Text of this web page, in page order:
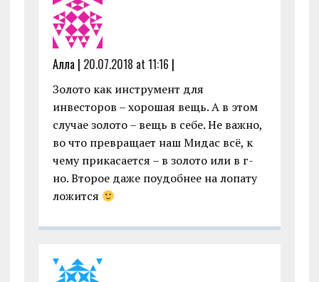
Алла | 20.07.2018 at 11:16 |
Золото как инструмент для
инвесторов – хорошая вещь. А в этом
случае золото – вещь в себе. Не важно,
во что превращает наш Мидас всё, к
чему прикасается – в золото или в г-
но. Второе даже поудобнее на лопату
ложится